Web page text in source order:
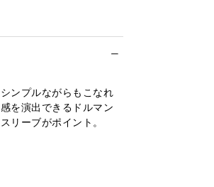
シンプルながらもこなれ
感を演出できるドルマン
スリーブがポイント。